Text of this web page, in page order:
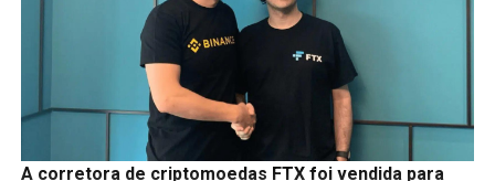
A corretora de criptomoedas FTX foi vendida para